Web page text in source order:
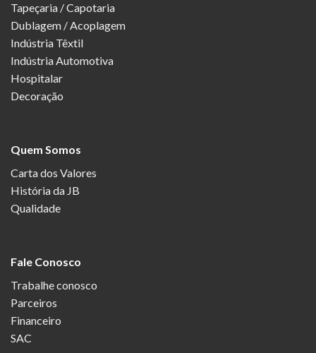
Tapeçaria / Capotaria
Dublagem / Acoplagem
Indústria Têxtil
Indústria Automotiva
Hospitalar
Decoração
Quem Somos
Carta dos Valores
História da JB
Qualidade
Fale Conosco
Trabalhe conosco
Parceiros
Financeiro
SAC